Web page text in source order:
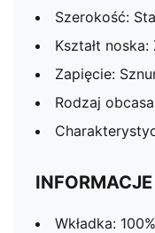
Szerokość:
Kształt
Zapięcie:
Rodzaj
Wkładka: